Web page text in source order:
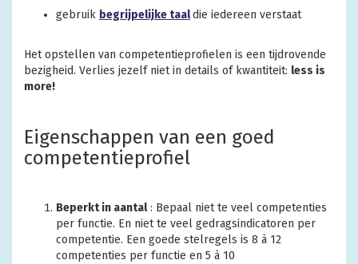
gebruik begrijpelijke taaldie iedereen verstaat
Het opstellen van competentieprofielen is een tijdrovende
bezigheid. Verlies jezelf niet in details of kwantiteit: less is
more!
Eigenschappen van een goed
competentieprofiel
Beperkt in aantal: Bepaal niet te veel competenties
per functie. En niet te veel gedragsindicatoren per
competentie. Een goede stelregels is 8 à 12
competenties per functie en 5 à 10